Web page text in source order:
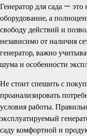
Генератор для сада —
оборудование, а
свободу действий и
независимо от наличия
генератор, важно
шума и особенности
Не стоит спешить с
проанализировать
условия работы.
эксплуатируемый
саду комфортной и